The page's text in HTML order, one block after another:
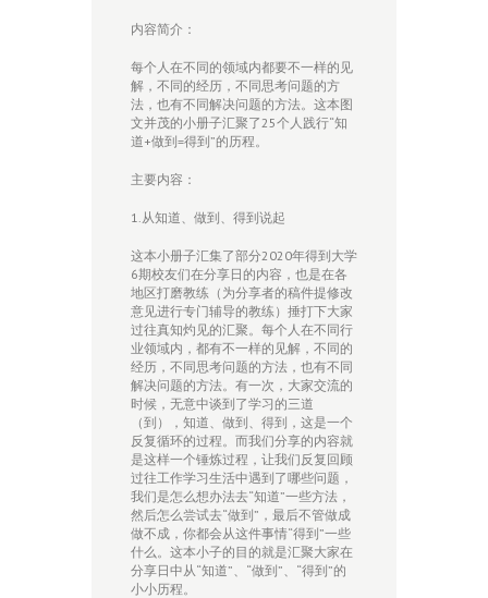
内容简介：
每个人在不同的领域内都要不一样的见
解，不同的经历，不同思考问题的方
法，也有不同解决问题的方法。这本图
文并茂的小册子汇聚了25个人践行“知
道+做到=得到”的历程。
主要内容：
1.从知道、做到、得到说起
这本小册子汇集了部分2020年得到大学
6期校友们在分享日的内容，也是在各
地区打磨教练（为分享者的稿件提修改
意见进行专门辅导的教练）捶打下大家
过往真知灼见的汇聚。每个人在不同行
业领域内，都有不一样的见解，不同的
经历，不同思考问题的方法，也有不同
解决问题的方法。有一次，大家交流的
时候，无意中谈到了学习的三道
（到），知道、做到、得到，这是一个
反复循环的过程。而我们分享的内容就
是这样一个锤炼过程，让我们反复回顾
过往工作学习生活中遇到了哪些问题，
我们是怎么想办法去“知道”一些方法，
然后怎么尝试去“做到”，最后不管做成
做不成，你都会从这件事情“得到”一些
什么。这本小子的目的就是汇聚大家在
分享日中从“知道”、“做到”、“得到”的
小小历程。